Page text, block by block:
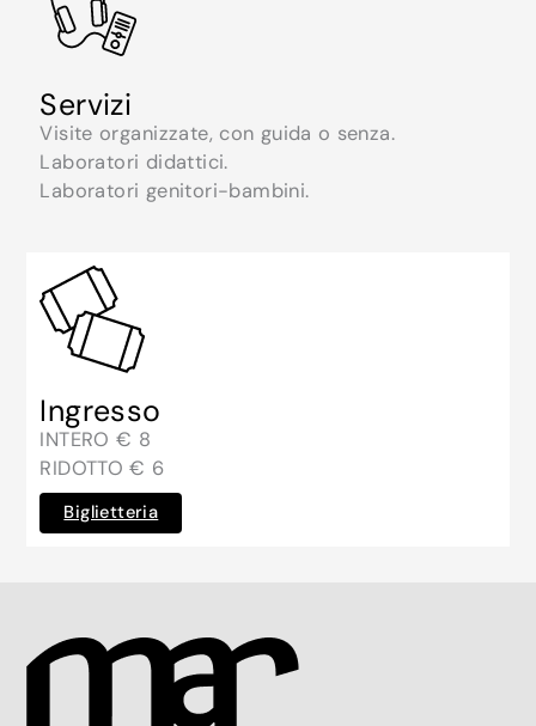
Servizi
Visite organizzate, con guida o senza.
Laboratori didattici.
Laboratori genitori-bambini.
Ingresso
INTERO € 8
RIDOTTO € 6
Biglietteria